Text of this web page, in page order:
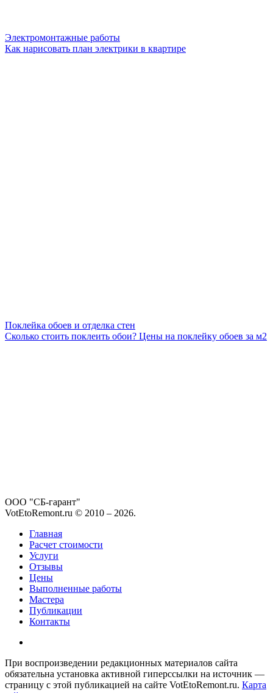
Электромонтажные работы
Как нарисовать план электрики в квартире
Поклейка обоев и отделка стен
Сколько стоить поклеить обои? Цены на поклейку обоев за м2
ООО "СБ-гарант"
VotEtoRemont.ru © 2010 – 2026.
Главная
Расчет стоимости
Услуги
Отзывы
Цены
Выполненные работы
Мастера
Публикации
Контакты
При воспроизведении редакционных материалов сайта
обязательна установка активной гиперссылки на источник —
страницу с этой публикацией на сайте VotEtoRemont.ru. Карта